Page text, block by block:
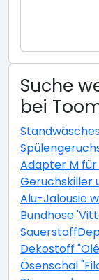
Suche
bei
Adapter M
Geruchskiller
Alu-Jalousie
Bundhose
Dekostoff
Ösenschal